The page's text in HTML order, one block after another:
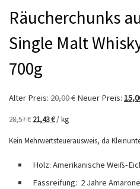
Räucherchunks
Single Malt
700g
Alter Preis: 20,00€ Ursprünglicher
Neuer Preis:
28,57€ 21,43€/kg
Kein Mehrwertsteuerausweis, da
Holz: Amerikanische Weiß-
Fassreifung: 2 Jahre